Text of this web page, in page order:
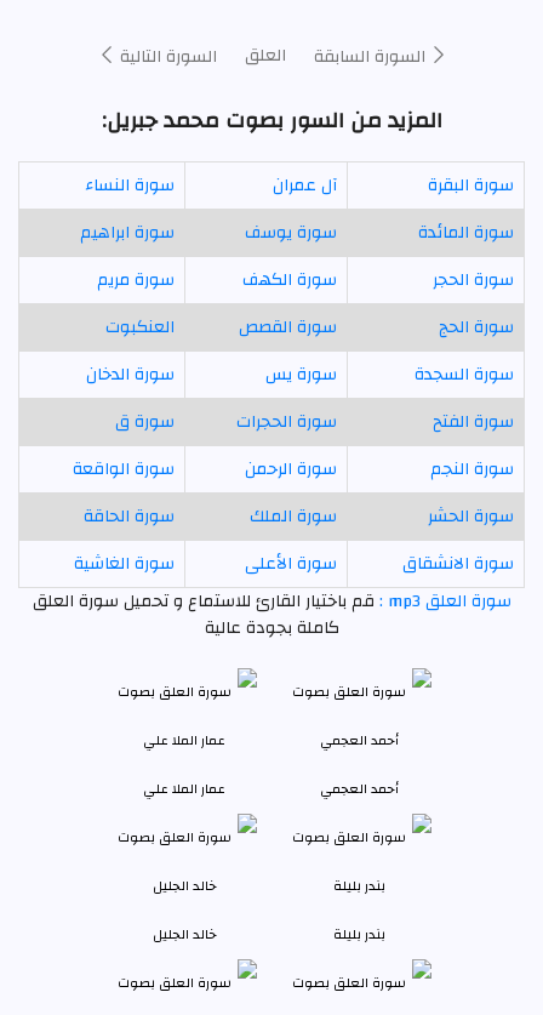
السورة السابقة العلق السورة التالية
المزيد من السور بصوت محمد جبريل:
سورة البقرة آل عمران
سورة النساء
سورة المائدة
سورة يوسف
سورة ابراهيم
سورة الحجر
سورة الكهف
سورة مريم
سورة الحج
سورة القصص
العنكبوت
سورة السجدة
سورة يس
سورة الدخان
سورة الفتح
سورة الحجرات
سورة ق
سورة النجم
سورة الرحمن
سورة الواقعة
سورة الحشر
سورة الملك
سورة الحاقة
سورة الانشقاق
سورة الأعلى
سورة الغاشية
سورة العلق mp3 :
قم باختيار القارئ للاستماع و تحميل سورة العلق
كاملة بجودة عالية
أحمد العجمي عمار الملا علي
بندر بليلة خالد الجليل